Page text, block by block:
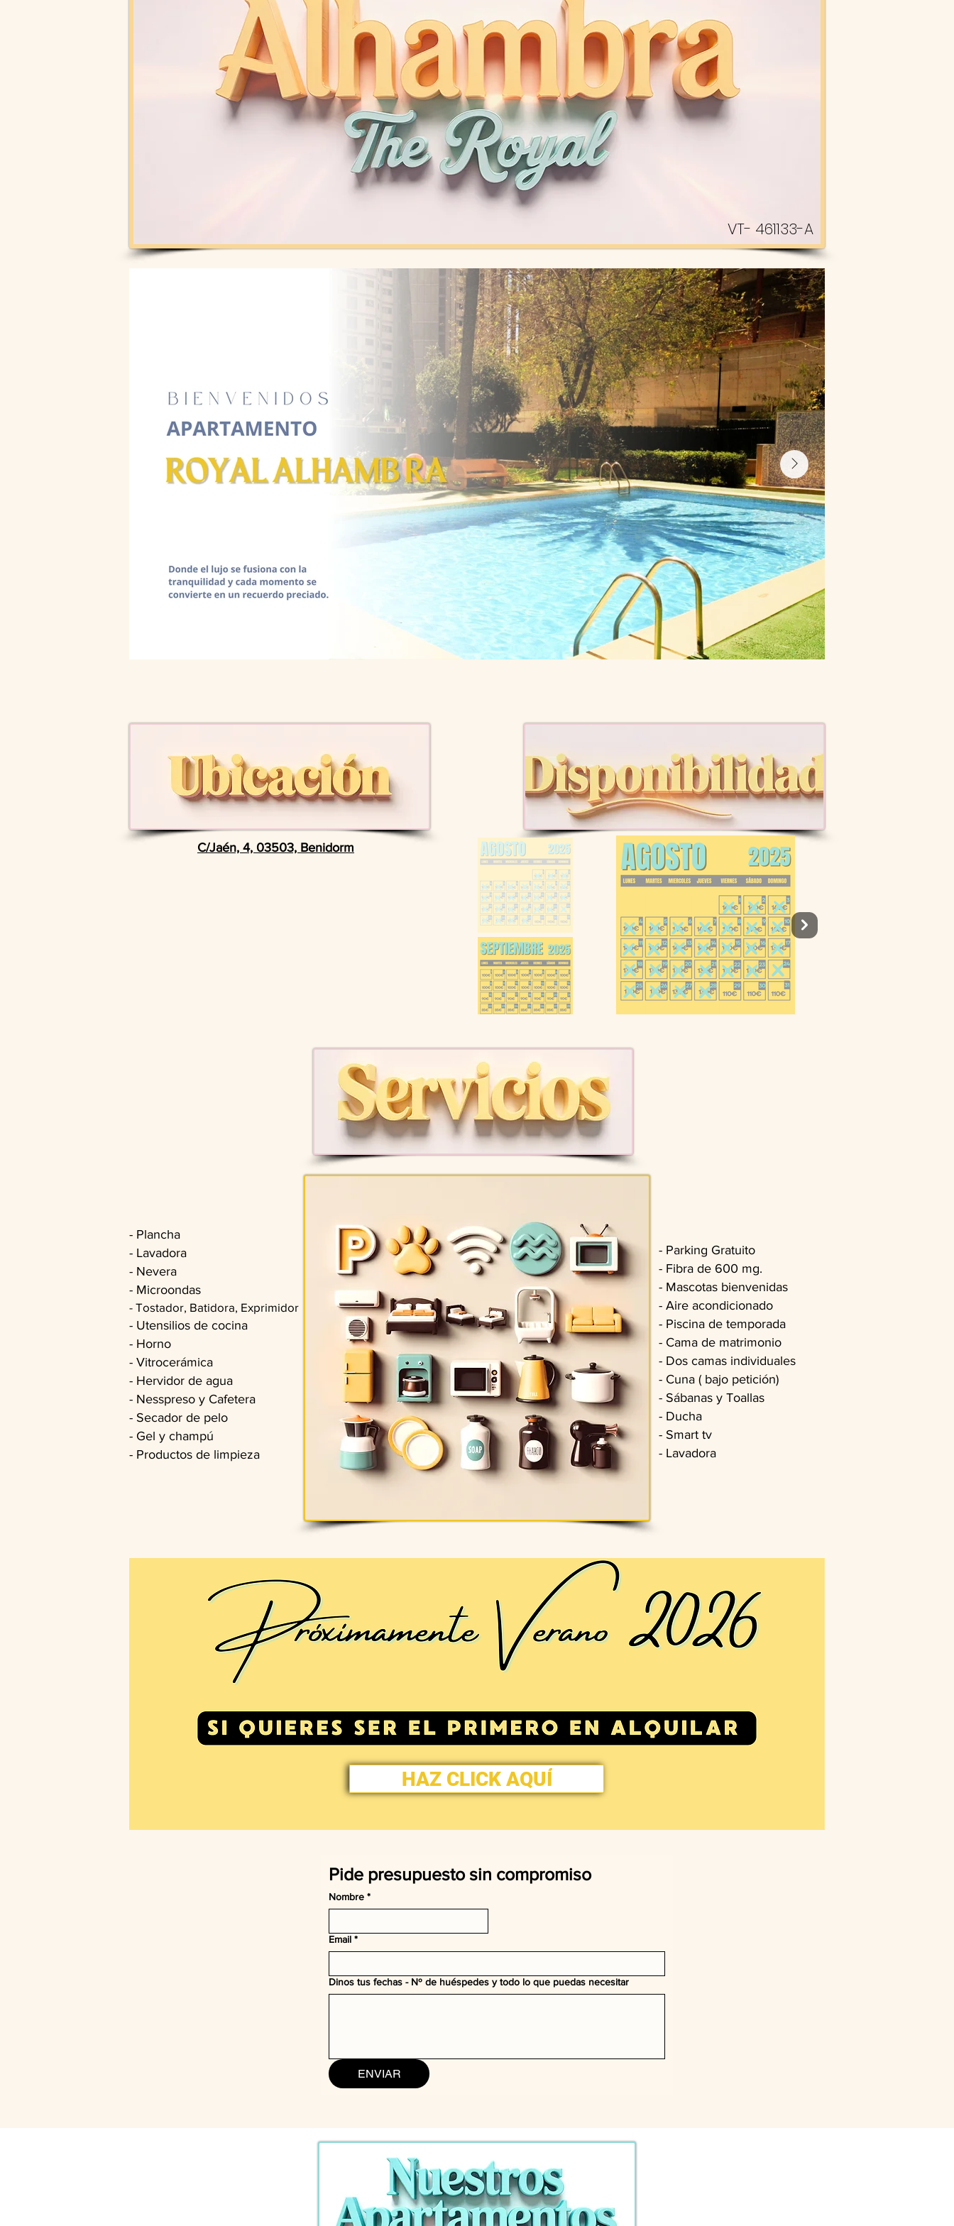
VT- 461133-A
- Estancia mínima 7 noches
- DESLIZA PARA VER MÁS
- Pregunta lo que quieras, No te cortes!!
C/Jaén, 4, 03503, Benidorm
- Plancha
- Lavadora
- Nevera
- Microondas
- Tostador, Batidora, Exprimidor
- Utensilios de cocina
- Horno
- Vitrocerámica
- Hervidor de agua
- Nesspreso y Cafetera
- Secador de pelo
- Gel y champú
- Productos de limpieza​​
- Parking Gratuito
- Fibra de 600 mg.
- Mascotas bienvenidas
- Aire acondicionado
- Piscina de temporada
- Cama de matrimonio
- Dos camas individuales
- Cuna ( bajo petición)
- Sábanas y Toallas
- Ducha
- Smart tv
- Lavadora
HAZ CLICK AQUÍ
Pide presupuesto sin compromiso
Nombre *
Email *
Dinos tus fechas - Nº de huéspedes y todo lo que puedas necesitar
ENVIAR